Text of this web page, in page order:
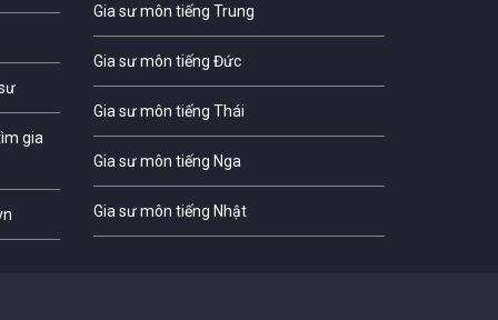
gia
Gia sư môn tiếng Trung
Gia sư môn tiếng Đức
Gia sư môn tiếng Thái
Gia sư môn tiếng Nga
Gia sư môn tiếng Nhật